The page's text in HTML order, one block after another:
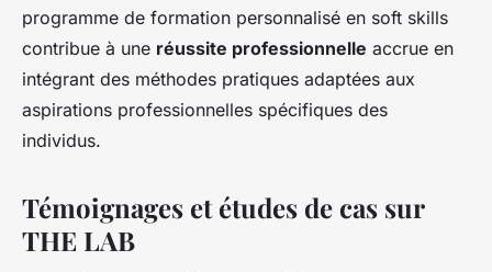
programme de formation personnalisé en soft skills
contribue à une réussite professionnelle accrue en
intégrant des méthodes pratiques adaptées aux
aspirations professionnelles spécifiques des
individus.
Témoignages et études de cas sur
THE LAB